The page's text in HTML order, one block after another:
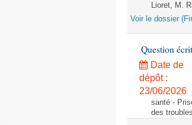
Lioret, M.
Voir le dossier
Question
Date de
dépôt :
23/06/2026
santé -
des